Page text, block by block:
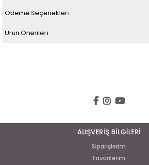
Ödeme Seçenekleri
Ürün Önerileri
ALIŞVERİŞ BİLGİLERİ
Siparişlerim
Favorilerim